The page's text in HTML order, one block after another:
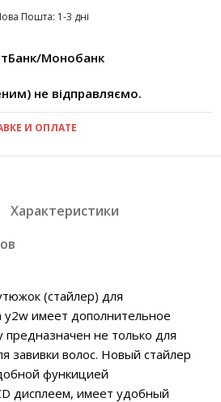
Пошта: 1-3 дні
Монобанк
не відправляємо.
И ОПЛАТЕ
Характеристики
(стайлер) для
имеет дополнительное
предназначен не только для
завивки волос. Новый стайлер
функицией
дисплеем, имеет удобный